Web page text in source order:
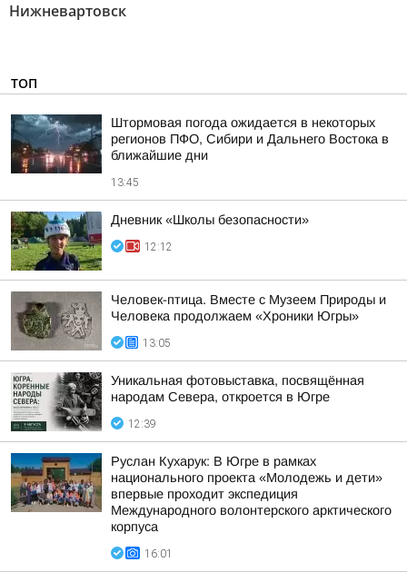
Нижневартовск
ТОП
Штормовая погода ожидается в некоторых
регионов ПФО, Сибири и Дальнего Востока в
ближайшие дни
13:45
Дневник «Школы безопасности»
12:12
Человек-птица. Вместе с Музеем Природы и
Человека продолжаем «Хроники Югры»
13:05
Уникальная фотовыставка, посвящённая
народам Севера, откроется в Югре
12:39
Руслан Кухарук: В Югре в рамках
национального проекта «Молодежь и дети»
впервые проходит экспедиция
Международного волонтерского арктического
корпуса
16:01